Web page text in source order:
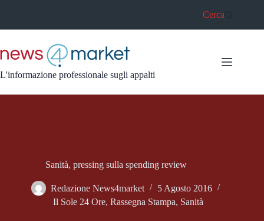
Cerca
L'informazione professionale sugli appalti
Sanità, pressing sulla spending review
Redazione News4market
5 Agosto 2016
Il Sole 24 Ore, Rassegna Stampa, Sanità